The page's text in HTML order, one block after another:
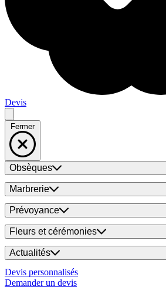
Devis
Fermer
Obsèques
Marbrerie
Prévoyance
Fleurs et cérémonies
Actualités
Devis personnalisés
Demander un devis